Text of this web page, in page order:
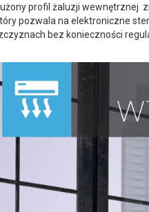
profil żaluzji wewnętrznej
pozwala na elektroniczne
bez konieczności